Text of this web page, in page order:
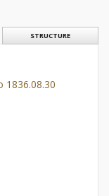
STRUCTURE
1836.08.30